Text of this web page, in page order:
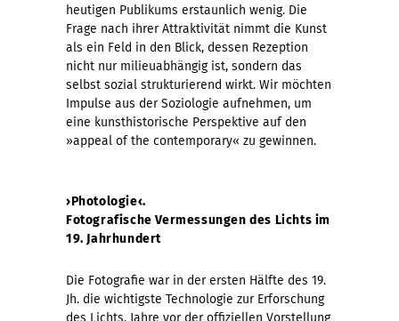
heutigen Publikums erstaunlich wenig. Die
Frage nach ihrer Attraktivität nimmt die Kunst
als ein Feld in den Blick, dessen Rezeption
nicht nur milieuabhängig ist, sondern das
selbst sozial strukturierend wirkt. Wir möchten
Impulse aus der Soziologie aufnehmen, um
eine kunsthistorische Perspektive auf den
»appeal of the contemporary« zu gewinnen.
›Photologie‹.
Fotografische Vermessungen des Lichts im
19. Jahrhundert
Die Fotografie war in der ersten Hälfte des 19.
Jh. die wichtigste Technologie zur Erforschung
des Lichts. Jahre vor der offiziellen Vorstellung